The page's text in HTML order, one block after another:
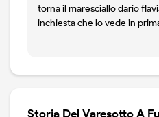
torna il maresciallo dario
inchiesta che lo vede in
caso che, ancora una
suoi ricordi di amicizie finite
Storia Del Varesotto A